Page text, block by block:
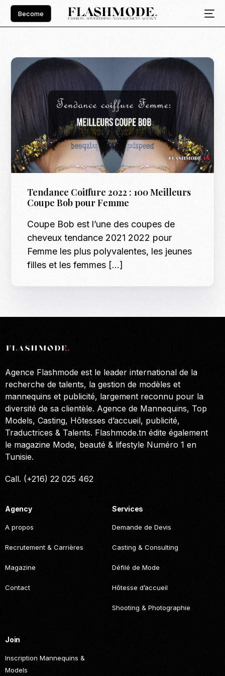
Become
Tendance Coiffure 2022 : 100 Meilleurs
Coupe Bob pour Femme
Coupe Bob est l’une des coupes de
cheveux tendance 2021 2022 pour
Femme les plus polyvalentes, les jeunes
filles et les femmes […]
Agence Flashmode est le leader international de la
recherche de talents, la gestion de modèles et
mannequins et publicité, largement reconnu pour la
diversité de sa clientèle. Agence de Mannequins, Top
Models, Casting, Hôtesses d’accueil, publicité,
Traductrices & Talents. Flashmode.tn édite également
le magazine Mode, beauté & lifestyle Numéro 1 en
Tunisie.
Call. (+216) 22 025 462
Agency
A propos
Recrutement & Carrières
Magazine
Contact
Services
Demande de Devis
Casting & Consulting
Défilé de Mode
Hôtesse d’accueil
Shooting & Photographie
Join
Inscription Mannequins &
Models